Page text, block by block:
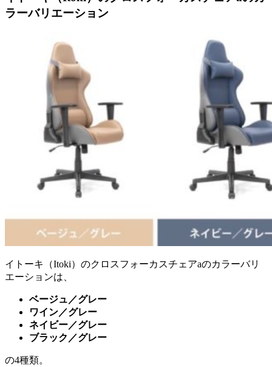
ラーバリエーション
イトーキ（Itoki）のクロスフォーカスチェアaのカラーバリ
エーションは、
ベージュ／グレー
ワイン／グレー
ネイビー／グレー
ブラック／グレー
の4種類。